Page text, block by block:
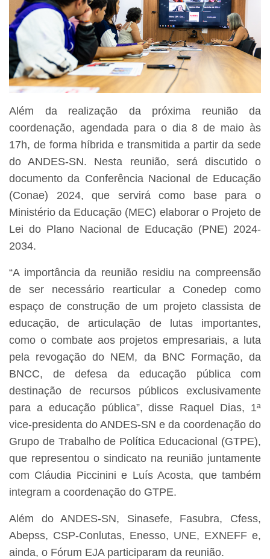
Além da realização da próxima reunião da
coordenação, agendada para o dia 8 de maio às
17h, de forma híbrida e transmitida a partir da sede
do ANDES-SN. Nesta reunião, será discutido o
documento da Conferência Nacional de Educação
(Conae) 2024, que servirá como base para o
Ministério da Educação (MEC) elaborar o Projeto de
Lei do Plano Nacional de Educação (PNE) 2024-
2034.
“A importância da reunião residiu na compreensão
de ser necessário rearticular a Conedep como
espaço de construção de um projeto classista de
educação, de articulação de lutas importantes,
como o combate aos projetos empresariais, a luta
pela revogação do NEM, da BNC Formação, da
BNCC, de defesa da educação pública com
destinação de recursos públicos exclusivamente
para a educação pública”, disse Raquel Dias, 1ª
vice-presidenta do ANDES-SN e da coordenação do
Grupo de Trabalho de Política Educacional (GTPE),
que representou o sindicato na reunião juntamente
com Cláudia Piccinini e Luís Acosta, que também
integram a coordenação do GTPE.
Além do ANDES-SN, Sinasefe, Fasubra, Cfess,
Abepss, CSP-Conlutas, Enesso, UNE, EXNEFF e,
ainda, o Fórum EJA participaram da reunião.